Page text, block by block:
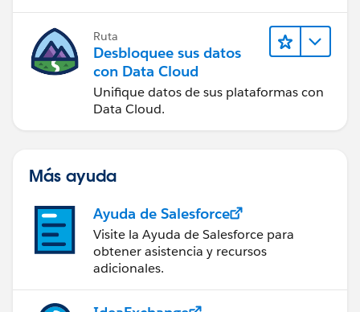
Ruta
Desbloquee sus datos
con Data Cloud
Unifique datos de sus plataformas con
Data Cloud.
Más ayuda
Ayuda de Salesforce
Visite la Ayuda de Salesforce para
obtener asistencia y recursos
adicionales.